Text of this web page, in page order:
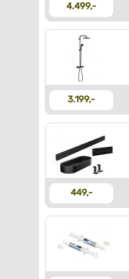
4.499,-
3.199,-
449,-